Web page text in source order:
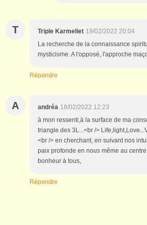
T Triple Karmeliet 19/02/2022 20:04
La recherche de la connaissance
mysticisme. A l'opposé, l'approche
Répondre
A andréa 18/02/2022 12:23
à mon ressenti,à la surface de ma
triangle des 3L...<br />
<br /> en cherchant, en suivant nos
paix profonde en nous même au
bonheur à tous,
Répondre